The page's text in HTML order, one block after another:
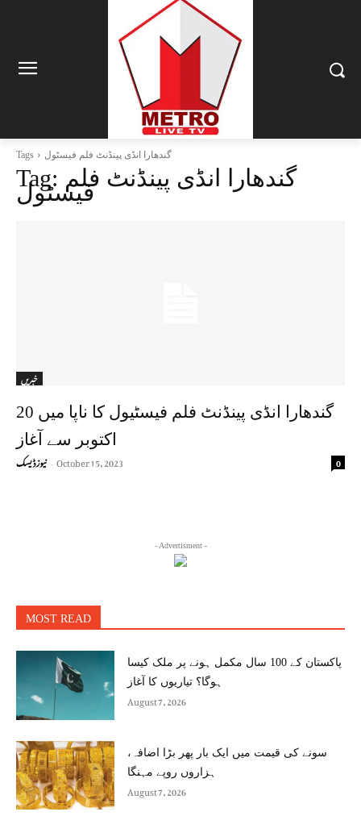
Tags گندھارا انڈی پینڈنٹ فلم فیسٹول
Tag: گندھارا انڈی پینڈنٹ فلم
فیسٹول
خبریں
گندھارا انڈی پینڈنٹ فلم فیسٹیول کا ناپا میں 20
اکتوبر سے آغاز
نیوز ڈیسک - October 15, 2023 0
- Advertisment -
MOST READ
پاکستان کے 100 سال مکمل ہونے پر ملک کیسا
ہوگا؟ تیاریوں کا آغاز
August 7, 2026
سونے کی قیمت میں ایک بار پھر بڑا اضافہ،
ہزاروں روپے مہنگا
August 7, 2026